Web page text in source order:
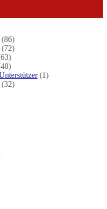
(86)
(72)
(1)
(32)